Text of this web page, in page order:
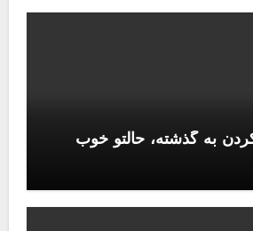
به گذشته، حالتو خوب